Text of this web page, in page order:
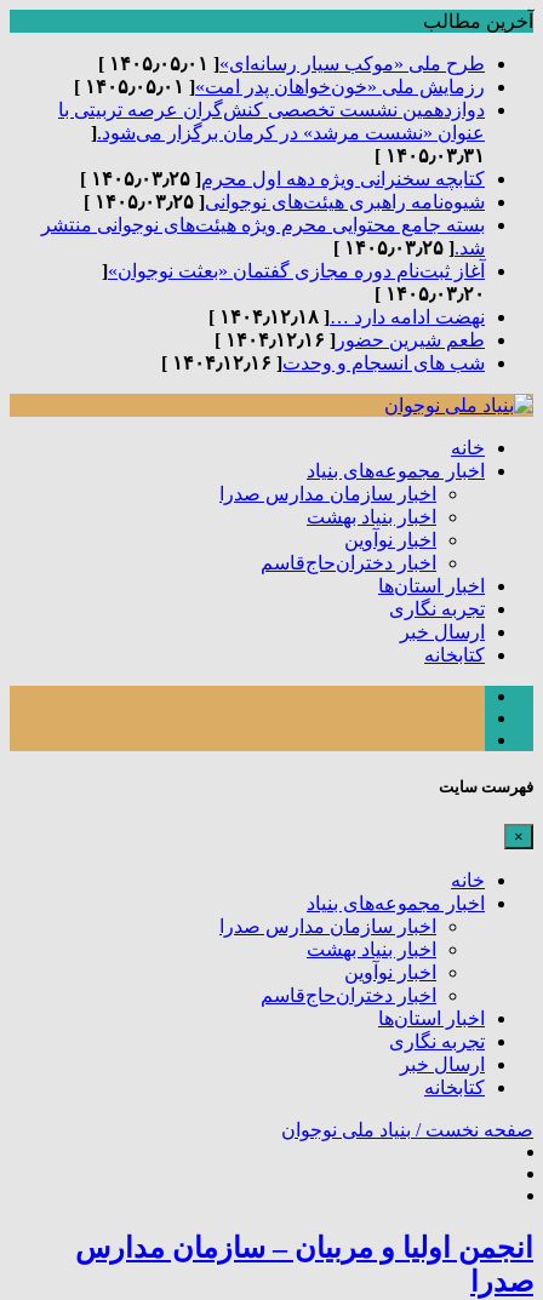
آخرین مطالب
طرح ملی «موکب سیار رسانه‌ای»[ ۱۴۰۵٫۰۵٫۰۱ ]
رزمایش ملی «خون‌خواهان پدر امت»[ ۱۴۰۵٫۰۵٫۰۱ ]
دوازدهمین نشست تخصصی کنش‌گران عرصه تربیتی با
عنوان «نشست مرشد» در کرمان برگزار می‌شود.[
۱۴۰۵٫۰۳٫۳۱ ]
کتابچه سخنرانی ویژه دهه اول محرم[ ۱۴۰۵٫۰۳٫۲۵ ]
شیوه‌نامه راهبری هیئت‌های نوجوانی[ ۱۴۰۵٫۰۳٫۲۵ ]
بسته جامع محتوایی محرم ویژه هیئت‌های نوجوانی منتشر
شد.[ ۱۴۰۵٫۰۳٫۲۵ ]
آغاز ثبت‌نام دوره مجازی گفتمان «بعثت نوجوان»[
۱۴۰۵٫۰۳٫۲۰ ]
نهضت ادامه دارد …[ ۱۴۰۴٫۱۲٫۱۸ ]
طعم شیرین حضور [ ۱۴۰۴٫۱۲٫۱۶ ]
شب های انسجام و وحدت[ ۱۴۰۴٫۱۲٫۱۶ ]
خانه
اخبار مجموعه‌های بنیاد
اخبار سازمان مدارس صدرا
اخبار بنیاد بهشت
اخبار نوآوین
اخبار دختران‌حاج‌قاسم
اخبار استان‌ها
تجربه نگاری
ارسال خبر
کتابخانه
فهرست سایت
×
خانه
اخبار مجموعه‌های بنیاد
اخبار سازمان مدارس صدرا
اخبار بنیاد بهشت
اخبار نوآوین
اخبار دختران‌حاج‌قاسم
اخبار استان‌ها
تجربه نگاری
ارسال خبر
کتابخانه
صفحه نخست / بنیاد ملی نوجوان
انجمن اولیا و مربیان – سازمان مدارس
صدرا